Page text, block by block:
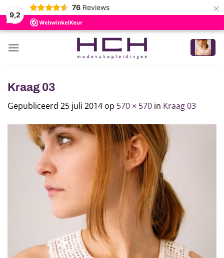
9,2
76 Reviews ×
Ga
naar
Kraag 03
Gepubliceerd 25 juli 2014 op 570 × 570 in Kraag 03